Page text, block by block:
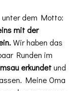
unter dem Motto:
mit der
Wir haben das
Runden im
erkundetund
Meine Oma